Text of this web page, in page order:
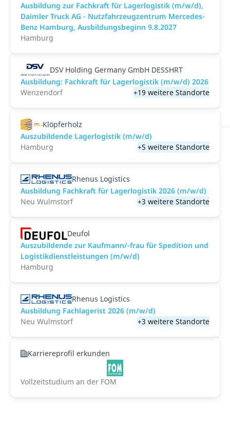
Ausbildung zur Fachkraft für Lagerlogistik (m/w/d),
Daimler Truck AG - Nutzfahrzeugzentrum Mercedes-
Benz Hamburg, Ausbildungsbeginn 9.8.2027
Hamburg
DSV Holding Germany GmbH DESSHRT
Ausbildung: Fachkraft für Lagerlogistik (m/w/d) 2026
Wenzendorf
+19 weitere Standorte
Klöpferholz
Auszubildende Lagerlogistik (m/w/d)
Hamburg
+5 weitere Standorte
Rhenus Logistics
Ausbildung Fachkraft für Lagerlogistik 2026 (m/w/d)
Neu Wulmstorf
+3 weitere Standorte
Deufol
Auszubildende zur Kaufmann/-frau für Spedition und
Logistikdienstleistungen (m/w/d)
Hamburg
Rhenus Logistics
Ausbildung Fachlagerist 2026 (m/w/d)
Neu Wulmstorf
+3 weitere Standorte
Karriereprofil erkunden
Vollzeitstudium an der FOM